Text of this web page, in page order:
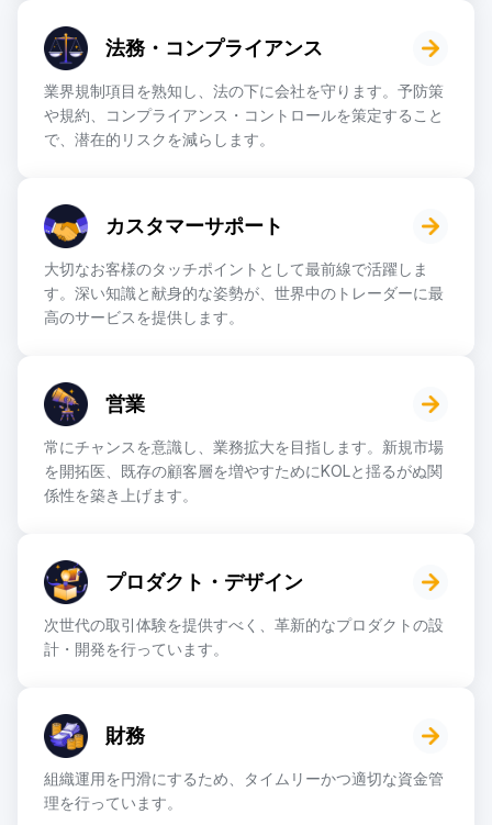
法務・コンプライアンス
業界規制項目を熟知し、法の下に会社を守ります。予防策
や規約、コンプライアンス・コントロールを策定すること
で、潜在的リスクを減らします。
カスタマーサポート
大切なお客様のタッチポイントとして最前線で活躍しま
す。深い知識と献身的な姿勢が、世界中のトレーダーに最
高のサービスを提供します。
営業
常にチャンスを意識し、業務拡大を目指します。新規市場
を開拓医、既存の顧客層を増やすためにKOLと揺るがぬ関
係性を築き上げます。
プロダクト・デザイン
次世代の取引体験を提供すべく、革新的なプロダクトの設
計・開発を行っています。
財務
組織運用を円滑にするため、タイムリーかつ適切な資金管
理を行っています。